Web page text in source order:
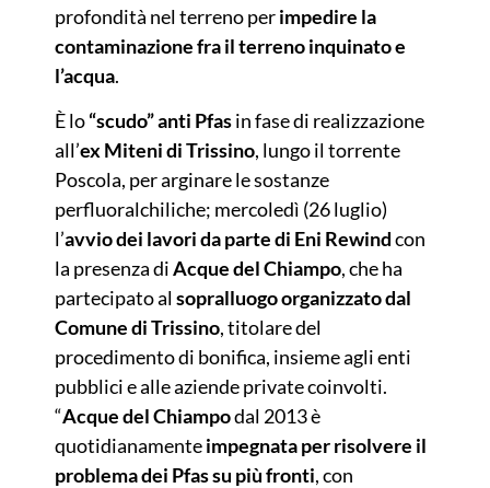
profondità nel terreno perimpedire la
contaminazione fra il terreno inquinato e
l’acqua.
È lo“scudo” anti Pfasin fase di realizzazione
all’ex Miteni di Trissino, lungo il torrente
Poscola, per arginare le sostanze
perfluoralchiliche; mercoledì (26 luglio)
l’avvio dei lavori da parte di Eni Rewindcon
la presenza diAcque del Chiampo, che ha
partecipato alsopralluogo organizzato dal
Comune di Trissino, titolare del
procedimento di bonifica, insieme agli enti
pubblici e alle aziende private coinvolti.
“Acque del Chiampodal 2013 è
quotidianamenteimpegnata per risolvere il
problema dei Pfas su più fronti, con